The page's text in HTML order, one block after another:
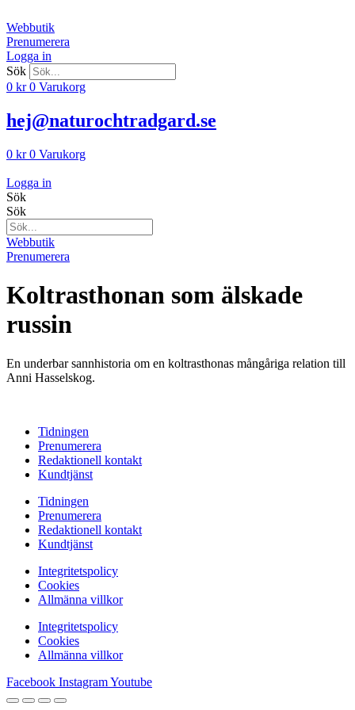
till
innehåll
Webbutik
Prenumerera
Logga in
Sök
0 kr 0 Varukorg
hej@naturochtradgard.se
0 kr 0 Varukorg
Logga in
Sök
Sök
Webbutik
Prenumerera
Koltrasthonan som älskade
russin
En underbar sannhistoria om en koltrasthonas mångåriga relation till
Anni Hasselskog.
Tidningen
Prenumerera
Redaktionell kontakt
Kundtjänst
Tidningen
Prenumerera
Redaktionell kontakt
Kundtjänst
Integritetspolicy
Cookies
Allmänna villkor
Integritetspolicy
Cookies
Allmänna villkor
Facebook InstagramYoutube